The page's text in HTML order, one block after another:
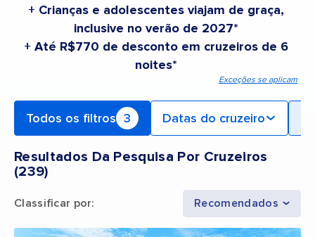
+ Crianças e adolescentes viajam de graça,
inclusive no verão de 2027*
+ Até R$770 de desconto em cruzeiros de 6
noites*
Exceções se aplicam
Todos os filtros 3 Datas do cruzeiro
Resultados Da Pesquisa Por Cruzeiros
(239)
Classificar por: Recomendados